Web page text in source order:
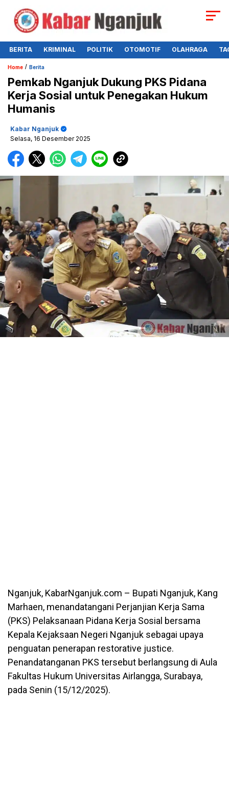
BERITA KRIMINAL POLITIK OTOMOTIF OLAHRAGA
Home / Berita
Pemkab Nganjuk Dukung PKS Pidana
Kerja Sosial untuk Penegakan Hukum
Humanis
Kabar Nganjuk
Selasa, 16 Desember 2025
Nganjuk, KabarNganjuk.com – Bupati Nganjuk, Kang
Marhaen, menandatangani Perjanjian Kerja Sama
(PKS) Pelaksanaan Pidana Kerja Sosial bersama
Kepala Kejaksaan Negeri Nganjuk sebagai upaya
penguatan penerapan restorative justice.
Penandatanganan PKS tersebut berlangsung di Aula
Fakultas Hukum Universitas Airlangga, Surabaya,
pada Senin (15/12/2025).